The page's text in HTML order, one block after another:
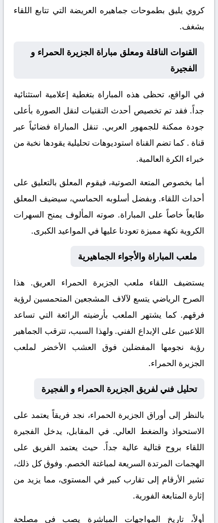
كروي يليق بطموحات جماهيره العريضة التي تتابع اللقاء
بشغف.
القنوات الناقلة ومعلق مباراة الجزيرة الحمراء و
الفجيرة
في الواقع، تحظى هذه المباراة بتغطية إعلامية استثنائية
جداً. فقد تم تخصيص أحدث التقنيات لنقل الصورة بأعلى
جودة ممكنة للجمهور العربي. تنقل المباراة فضائياً عبر
قناة . كما تضم القناة استوديوهات تحليلية يقودها نخبة من
خبراء الكرة العالمية.
أما بخصوص المتعة الصوتية، فيقوم المعلق بالتعليق على
أحداث اللقاء. وبفضل أسلوبه الحماسي، سيضيف المعلق
طابعاً خاصاً على المباراة. صوته المألوف يمنح السهرات
الكروية نكهة مميزة تعودنا عليها في المواعيد الكبرى.
ملعب المباراة والأجواء الجماهيرية
يستضيف اللقاء ملعب الجزيرة الحمراء العريق. هذا
الصرح الرياضي يتسع لآلاف المشجعين المتحمسين لرؤية
فرقهم. كما يشتهر الملعب بأرضيته الرائعة التي تساعد
اللاعبين على الإبداع الفني. ولهذا السبب، تترقب الجماهير
رؤية نجومها المفضلين فوق العشب الأخضر لملعب
الجزيرة الحمراء.
تحليل فني لفريق الجزيرة الحمراء و الفجيرة
بالنظر إلى أوراق الجزيرة الحمراء، نجد فريقاً يعتمد على
الاستحواذ والضغط العالي. في المقابل، يدخل الفجيرة
اللقاء بروح قتالية عالية جداً. حيث يعتمد الفريق على
الهجمات المرتدة السريعة لمباغتة الخصم. وفوق كل ذلك،
تشير الأرقام إلى تقارب كبير في المستوى، مما يزيد من
إثارة المتابعة الفورية.
أولاً، تاريخ المواجهات المباشرة يصب في مصلحة